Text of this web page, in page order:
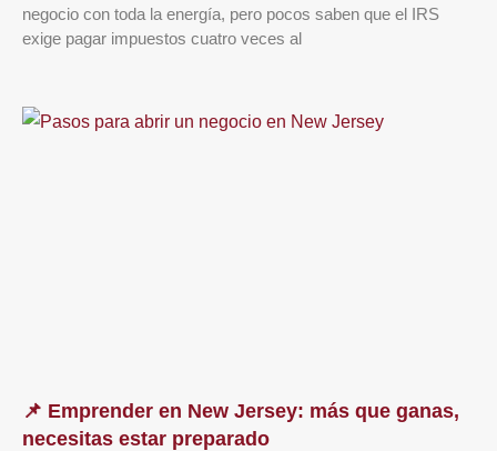
negocio con toda la energía, pero pocos saben que el IRS
exige pagar impuestos cuatro veces al
📌 Emprender en New Jersey: más que ganas,
necesitas estar preparado